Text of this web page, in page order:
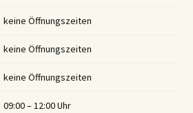
keine Öffnungszeiten
keine Öffnungszeiten
keine Öffnungszeiten
09:00 – 12:00 Uhr